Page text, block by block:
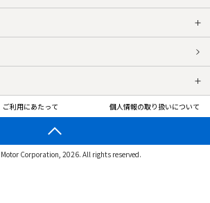
ご利用にあたって 個人情報の取り扱いについて
Corporation, 2026. All rights reserved.